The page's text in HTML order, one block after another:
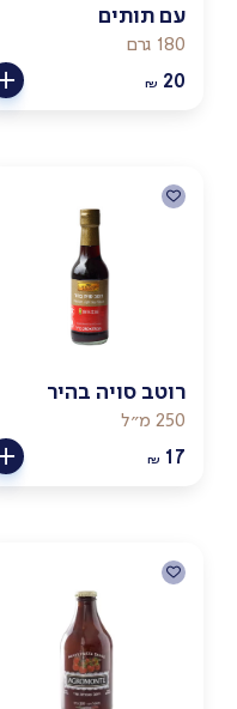
עם תותים
180 גרם
₪ 20
רוטב סויה בהיר
250 מ״ל
₪ 17